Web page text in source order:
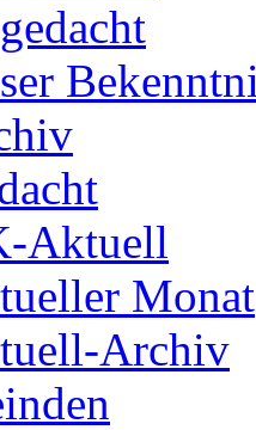
Aktuell
Monat
Archiv